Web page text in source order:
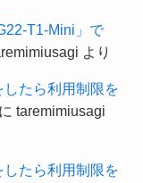
T1-Mini」で
より
たら利用制限を
taremimiusagi
たら利用制限を